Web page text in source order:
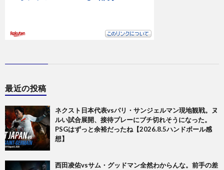
最近の投稿
ネクスト日本代表vsパリ・サンジェルマン現地観戦。ヌ
ルい試合展開、接待プレーにブチ切れそうになった。
PSGはずっと余裕だったね【2026.8.5ハンドボール感
想】
西田凌佑vsサム・グッドマン全然わからんな。前手の差